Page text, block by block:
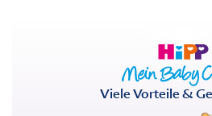
Viele Vorteile &